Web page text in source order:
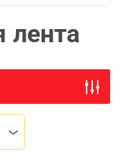
лента